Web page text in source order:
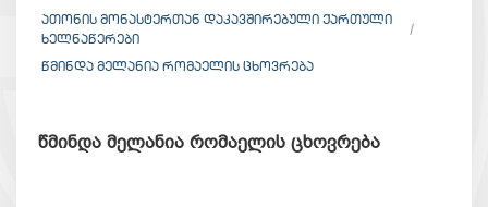
ᲐᲗᲝᲜᲘᲡ ᲛᲝᲜᲐᲡᲢᲔᲠᲗᲐᲜ ᲓᲐᲙᲐᲕᲨᲘᲠᲔᲑᲣᲚᲘ ᲥᲐᲠᲗᲣᲚᲘ
ᲮᲔᲚᲜᲐᲬᲔᲠᲔᲑᲘ
ᲬᲛᲘᲜᲓᲐ ᲛᲔᲚᲐᲜᲘᲐ ᲠᲝᲛᲐᲔᲚᲘᲡ ᲪᲮᲝᲕᲠᲔᲑᲐ
წმინდა მელანია რომაელის ცხოვრება